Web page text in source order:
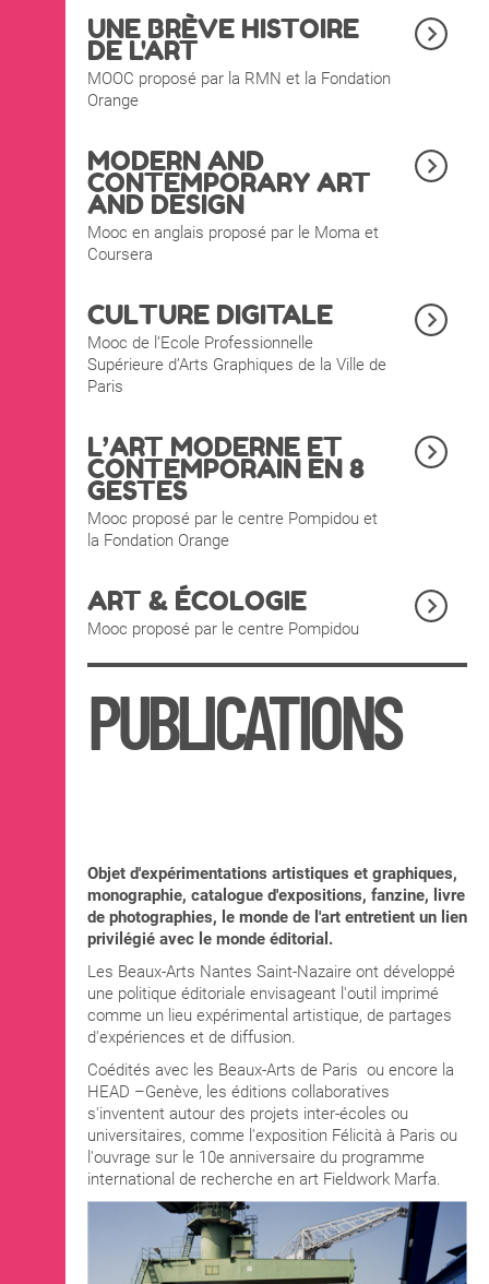
UNE BRÈVE HISTOIRE
DE L'ART
MOOC proposé par la RMN et la Fondation
Orange
MODERN AND
CONTEMPORARY ART
AND DESIGN
Mooc en anglais proposé par le Moma et
Coursera
CULTURE DIGITALE
Mooc de l’Ecole Professionnelle
Supérieure d’Arts Graphiques de la Ville de
Paris
L’ART MODERNE ET
CONTEMPORAIN EN 8
GESTES
Mooc proposé par le centre Pompidou et
la Fondation Orange
ART & ÉCOLOGIE
Mooc proposé par le centre Pompidou
PUBLICATIONS
Objet d'expérimentations artistiques et graphiques,
monographie, catalogue d'expositions, fanzine, livre
de photographies, le monde de l'art entretient un lien
privilégié avec le monde éditorial.
Les Beaux-Arts Nantes Saint-Nazaire ont développé
une politique éditoriale envisageant l'outil imprimé
comme un lieu expérimental artistique, de partages
d'expériences et de diffusion.
Coédités avec les Beaux-Arts de Paris ou encore la
HEAD –Genève, les éditions collaboratives
s'inventent autour des projets inter-écoles ou
universitaires, comme l'exposition Félicità à Paris ou
l'ouvrage sur le 10e anniversaire du programme
international de recherche en art Fieldwork Marfa.